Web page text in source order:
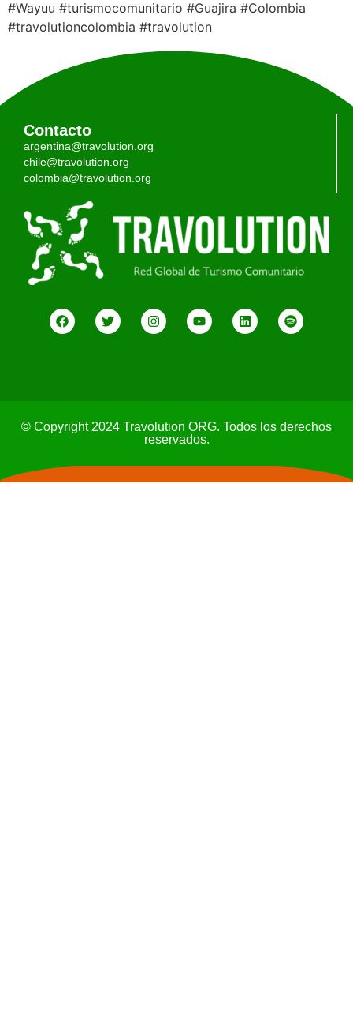
#Wayuu #turismocomunitario #Guajira #Colombia
#travolutioncolombia #travolution
Contacto
argentina@travolution.org
chile@travolution.org
colombia@travolution.org
© Copyright 2024 Travolution ORG. Todos los derechos
reservados.